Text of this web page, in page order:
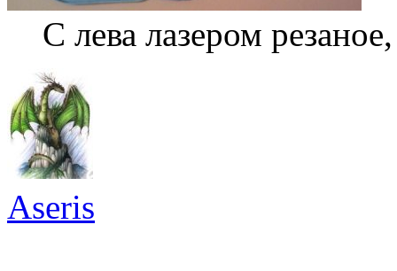
С лева лазером
Aseris